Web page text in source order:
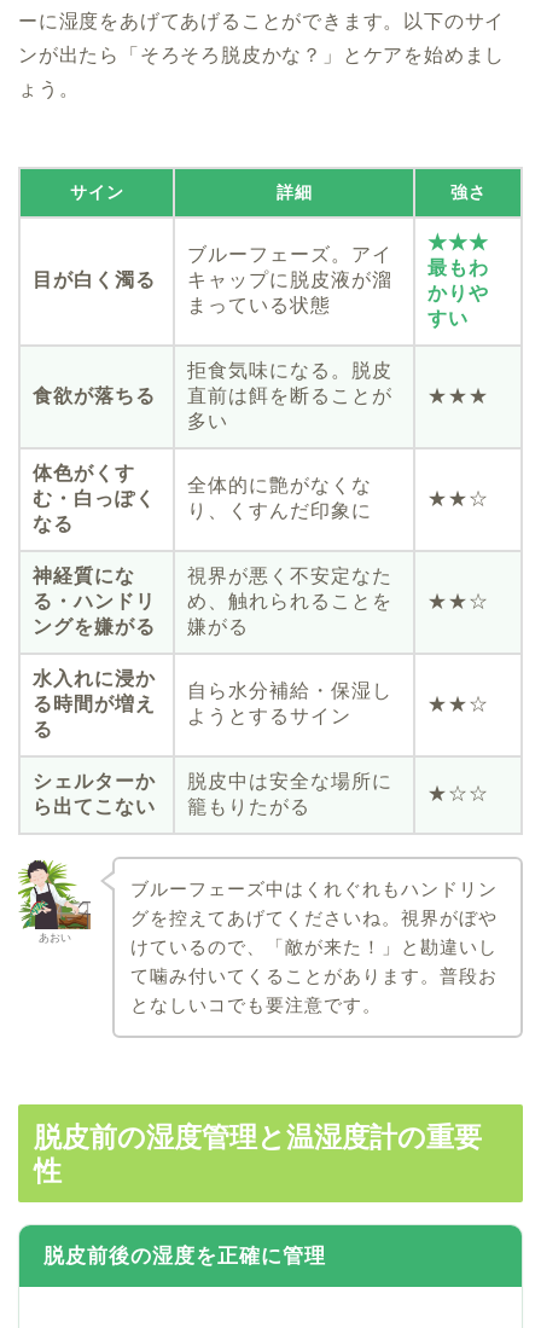
ーに湿度をあげてあげることができます。以下のサイ
ンが出たら「そろそろ脱皮かな？」とケアを始めまし
ょう。
サイン 詳細 強さ
目が白く濁る
ブルーフェーズ。アイ
キャップに脱皮液が溜
まっている状態
★★★
最もわ
かりや
すい
食欲が落ちる
拒食気味になる。脱皮
直前は餌を断ることが
多い
★★★
体色がくす
む・白っぽく
なる
全体的に艶がなくな
り、くすんだ印象に
★★☆
神経質にな
る・ハンドリ
ングを嫌がる
視界が悪く不安定なた
め、触れられることを
嫌がる
★★☆
水入れに浸か
る時間が増え
る
自ら水分補給・保湿し
ようとするサイン
★★☆
シェルターか
ら出てこない
脱皮中は安全な場所に
籠もりたがる
★☆☆
あおい
ブルーフェーズ中はくれぐれもハンドリン
グを控えてあげてくださいね。視界がぼや
けているので、「敵が来た！」と勘違いし
て噛み付いてくることがあります。普段お
となしいコでも要注意です。
脱皮前の湿度管理と温湿度計の重要
性
脱皮前後の湿度を正確に管理